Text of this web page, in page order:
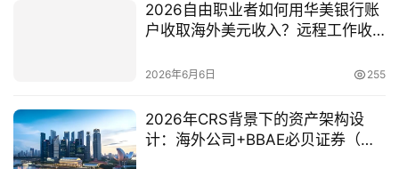
2026自由职业者如何用华美银行账
户收取海外美元收入？远程工作收
2026年6月6日 255
2026年CRS背景下的资产架构设
计：海外公司+BBAE必贝证券（非